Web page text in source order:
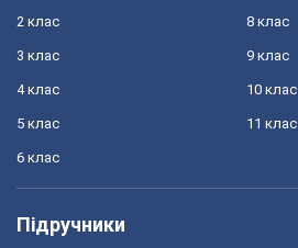
2 клас
3 клас
4 клас
5 клас
6 клас
8 клас
9 клас
10 клас
11 клас
Підручники